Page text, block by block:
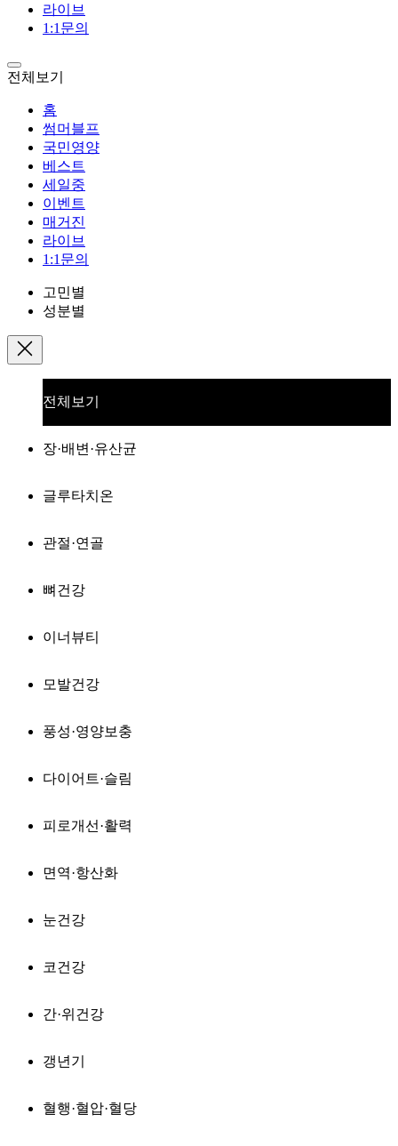
라이브
1:1문의
전체보기
홈
썸머블프
국민영양
베스트
세일중
이벤트
매거진
라이브
1:1문의
고민별
성분별
전체보기
장·배변·유산균
글루타치온
관절·연골
뼈건강
이너뷰티
모발건강
풍성·영양보충
다이어트·슬림
피로개선·활력
면역·항산화
눈건강
코건강
간·위건강
갱년기
혈행·혈압·혈당